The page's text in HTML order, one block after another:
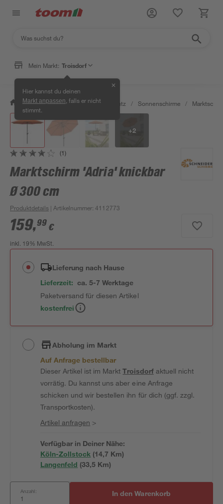
Mein Markt: Troisdorf
Hier kannst du deinen
Markt anpassen , falls er nicht
stimmt.
✕
/ Garten & Freizeit / Sonnenschutz / Sonnenschirme /
+2
(1)
Marktschirm 'Adria' knickbar
Ø 300 cm
Produktdetails | Artikelnummer:4112773
159,99 €
inkl. 19% MwSt.
Lieferung nach Hause
Lieferzeit: ca. 5-7 Werktage
Paketversand für diesen Artikel
kostenfrei
Abholung im Markt
Auf Anfrage bestellbar
Dieser Artikel ist im MarktTroisdorfaktuell nicht
vorrätig. Du kannst uns aber eine Anfrage
schicken und wir bestellen ihn für dich (ggf. zzgl.
Transportkosten).
Artikel anfragen >
Verfügbar in Deiner Nähe:
Köln-Zollstock (14,7 Km)
Langenfeld (33,5 Km)
Anzahl: In den Warenkorb